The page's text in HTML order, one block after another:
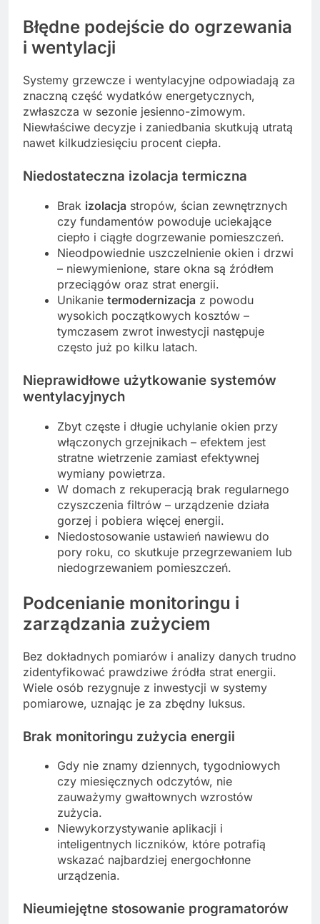
Błędne podejście do ogrzewania
i wentylacji
Systemy grzewcze i wentylacyjne odpowiadają za
znaczną część wydatków energetycznych,
zwłaszcza w sezonie jesienno-zimowym.
Niewłaściwe decyzje i zaniedbania skutkują utratą
nawet kilkudziesięciu procent ciepła.
Niedostateczna izolacja termiczna
Brak izolacja stropów, ścian zewnętrznych
czy fundamentów powoduje uciekające
ciepło i ciągłe dogrzewanie pomieszczeń.
Nieodpowiednie uszczelnienie okien i drzwi
– niewymienione, stare okna są źródłem
przeciągów oraz strat energii.
Unikanie termodernizacja z powodu
wysokich początkowych kosztów –
tymczasem zwrot inwestycji następuje
często już po kilku latach.
Nieprawidłowe użytkowanie systemów
wentylacyjnych
Zbyt częste i długie uchylanie okien przy
włączonych grzejnikach – efektem jest
stratne wietrzenie zamiast efektywnej
wymiany powietrza.
W domach z rekuperacją brak regularnego
czyszczenia filtrów – urządzenie działa
gorzej i pobiera więcej energii.
Niedostosowanie ustawień nawiewu do
pory roku, co skutkuje przegrzewaniem lub
niedogrzewaniem pomieszczeń.
Podcenianie monitoringu i
zarządzania zużyciem
Bez dokładnych pomiarów i analizy danych trudno
zidentyfikować prawdziwe źródła strat energii.
Wiele osób rezygnuje z inwestycji w systemy
pomiarowe, uznając je za zbędny luksus.
Brak monitoringu zużycia energii
Gdy nie znamy dziennych, tygodniowych
czy miesięcznych odczytów, nie
zauważymy gwałtownych wzrostów
zużycia.
Niewykorzystywanie aplikacji i
inteligentnych liczników, które potrafią
wskazać najbardziej energochłonne
urządzenia.
Nieumiejętne stosowanie programatorów